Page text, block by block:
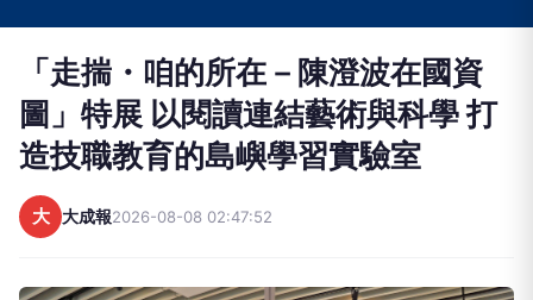
「走揣・咱的所在－陳澄波在國資
圖」特展 以閱讀連結藝術與科學 打
造技職教育的島嶼學習實驗室
大 大成報2026-08-08 02:47:52